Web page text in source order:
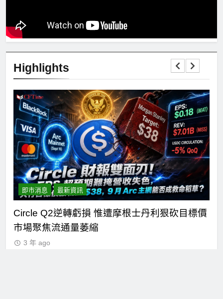
Highlights
即市消息 最新資訊
Circle Q2逆轉虧損 惟遭摩根士丹利狠砍目標價
市場聚焦流通量萎縮
3 年 ago